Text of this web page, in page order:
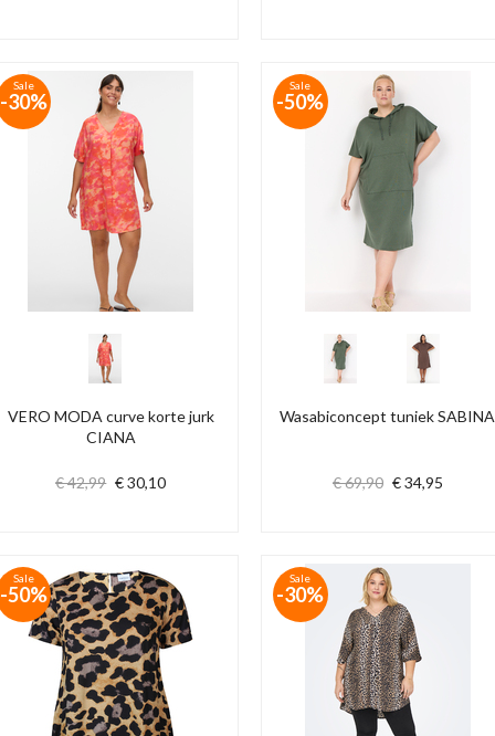
VERO MODA curve korte jurk
CIANA
€ 42,99 € 30,10
Sale
-30%
Wasabiconcept tuniek SABINA
€ 69,90 € 34,95
Sale
-50%
Sale
-50%
Sale
-30%